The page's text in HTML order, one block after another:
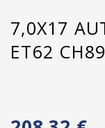
7,0X17
ET62